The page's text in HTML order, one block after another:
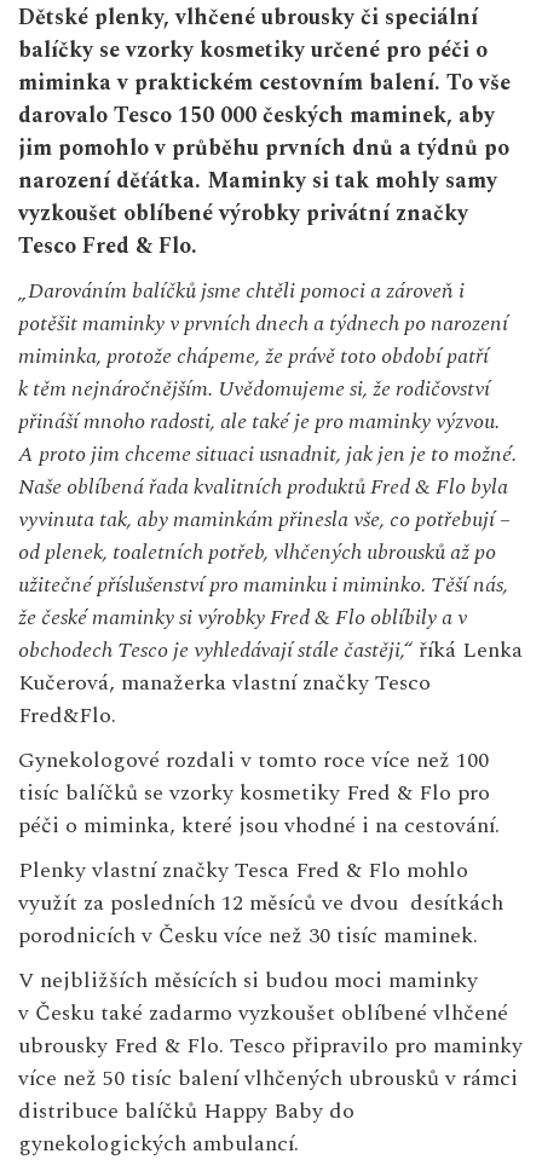
Dětské plenky, vlhčené ubrousky či speciální
balíčky se vzorky kosmetiky určené pro péči o
miminka v praktickém cestovním balení. To vše
darovalo Tesco 150 000 českých maminek, aby
jim pomohlo v průběhu prvních dnů a týdnů po
narození děťátka. Maminky si tak mohly samy
vyzkoušet oblíbené výrobky privátní značky
Tesco Fred & Flo.
„Darováním balíčků jsme chtěli pomoci a zároveň i
potěšit maminky vprvních dnech a týdnech po narození
miminka, protože chápeme, že právě toto období patří
ktěm nejnáročnějším. Uvědomujeme si, že rodičovství
přináší mnoho radosti, ale také je pro maminky výzvou.
Aproto jim chceme situaci usnadnit, jak jen je to možné.
Naše oblíbená řada kvalitních produktů Fred & Flo byla
vyvinuta tak, aby maminkám přinesla vše, co potřebují –
od plenek, toaletních potřeb, vlhčených ubrousků až po
užitečné příslušenství pro maminku i miminko. Těší nás,
že české maminky si výrobky Fred & Flo oblíbily a v
obchodech Tesco je vyhledávají stále častěji,“ říká Lenka
Kučerová, manažerka vlastní značky Tesco
Fred&Flo.
Gynekologové rozdali v tomto roce více než 100
tisíc balíčků se vzorky kosmetiky Fred & Flo pro
péči o miminka, které jsou vhodné i na cestování.
Plenky vlastní značky Tesca Fred & Flo mohlo
využít za posledních 12 měsíců ve dvou desítkách
porodnicích v Česku více než 30 tisíc maminek.
V nejbližších měsících si budou moci maminky
v Česku také zadarmo vyzkoušet oblíbené vlhčené
ubrousky Fred & Flo. Tesco připravilo pro maminky
více než 50 tisíc balení vlhčených ubrousků v rámci
distribuce balíčků Happy Baby do
gynekologických ambulancí.